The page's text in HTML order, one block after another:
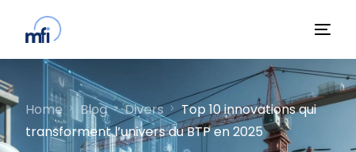
Home Blog Divers
Top 10 innovations qui
transforment l’univers du BTP en 2025